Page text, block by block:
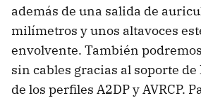
además de una salida de
milímetros y unos altavoces
envolvente. También
sin cables gracias al soporte de
de los perfiles A2DP yAVRCP.